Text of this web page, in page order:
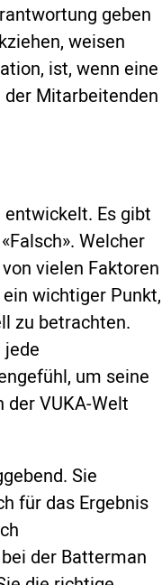
geben
weisen
ist, wenn eine
Mitarbeitenden
Es gibt
Welcher
vielen Faktoren
wichtiger Punkt,
zu betrachten.
um seine
VUKA-Welt
Sie
für das Ergebnis
der Batterman